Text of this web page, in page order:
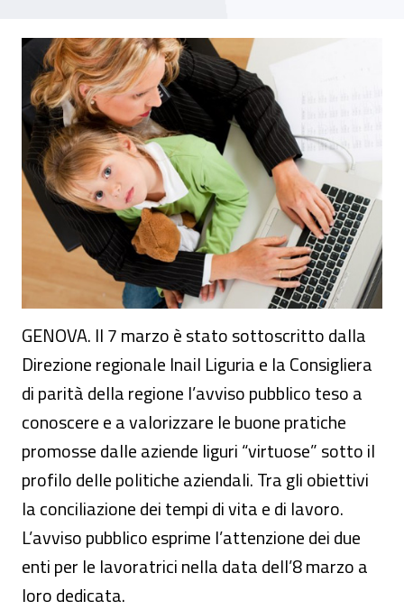
A Genova l’avviso pubblico a favore delle
GENOVA. Il 7 marzo è stato sottoscritto dalla
Direzione regionale Inail Liguria e la Consigliera
di parità della regione l’avviso pubblico teso a
conoscere e a valorizzare le buone pratiche
promosse dalle aziende liguri “virtuose” sotto il
profilo delle politiche aziendali. Tra gli obiettivi
la conciliazione dei tempi di vita e di lavoro.
L’avviso pubblico esprime l’attenzione dei due
enti per le lavoratrici nella data dell’8 marzo a
loro dedicata.